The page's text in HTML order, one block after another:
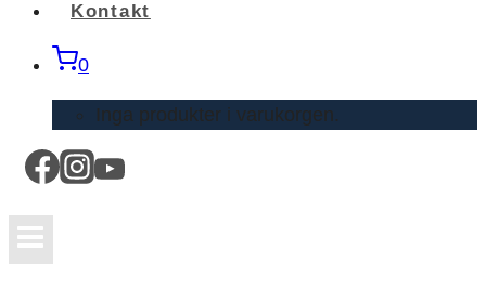
Kontakt
0
Inga produkter i varukorgen.